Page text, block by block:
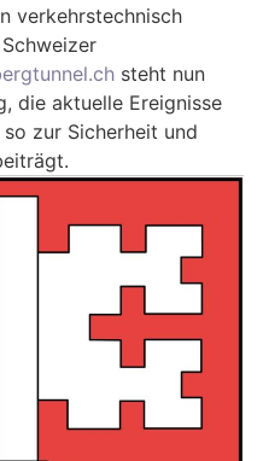
verkehrstechnisch
steht nun
die aktuelle Ereignisse
zur Sicherheit und